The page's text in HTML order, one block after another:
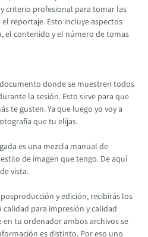
criterio profesional para tomar las
reportaje. Esto incluye aspectos
el contenido y el número de tomas
donde se muestren todos
la sesión. Esto sirve para que
te gusten. Ya que luego yo voy a
que tu elijas.
es una mezcla manual de
de imagen que tengo. De aquí
vista.
y edición, recibirás los
calidad para impresión y calidad
tu ordenador ambos archivos se
es distinto. Por eso uno